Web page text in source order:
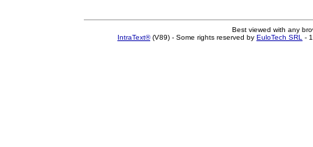
Best viewed with any
IntraText®(V89) - Some rights reserved by EuloTech SRL -